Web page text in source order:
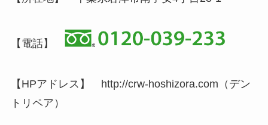
【電話】
【HPアドレス】 http://crw-hoshizora.com（デン
トリペア）